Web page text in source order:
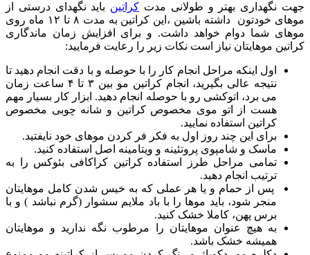
جهت نگهداری بهتر و طولانی مدت کراتین باید نگهدای درستی از
موهای خودتون داشته باشین ،این کراتین به مدت ۸ تا ۱۲ ماه روی
موهای شما دوام خواهد داشت. و برای افزایش زمان ماندگاری
کراتین موهایتان نیاز است نکات زیر را رعایت فرمایید:
اول اینکه مراحل انجام کار را با حوصله و با دقت انجام دهید تا
نتیجه عالی بگیرید، انجام کراتین مو بین ٣ تا ۴ ساعت زمان
می برد، اتوکشی رو با حوصله انجام دهید. ابزار کار بسیار مهم
هست از اتو موی مخصوص کراتین و شانه چوبی مخصوص
کراتین استفاده نمایید.
برای این چند روز اول به فکر فر کردن موهای خود نایفتید.
ماسک و شامپوی پروتئینه و ویتامینه اصل استفاده کنید.
تمامی مراحل طرز استفاده کراتین کراکافی بئوکس را به
ترتیب انجام دهید.
پس از حمام و یا هر عملی که به خیس شدن کامل موهایتان
منجر شود، باید موها را با باد ملایم سشوار (گرم نباشد ) و با
برس پهن، کاملا خشک کنید.
به هیچ عنوان موهایتان را مرطوب نگه ندارید و موهایتان
همیشه خشک باشد.